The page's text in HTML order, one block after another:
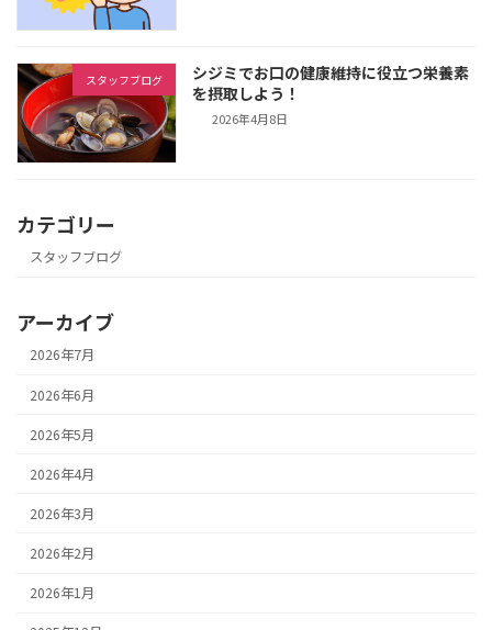
スタッフブログ
シジミでお口の健康維持に役立つ栄養素
を摂取しよう！
2026年4月8日
カテゴリー
スタッフブログ
アーカイブ
2026年7月
2026年6月
2026年5月
2026年4月
2026年3月
2026年2月
2026年1月